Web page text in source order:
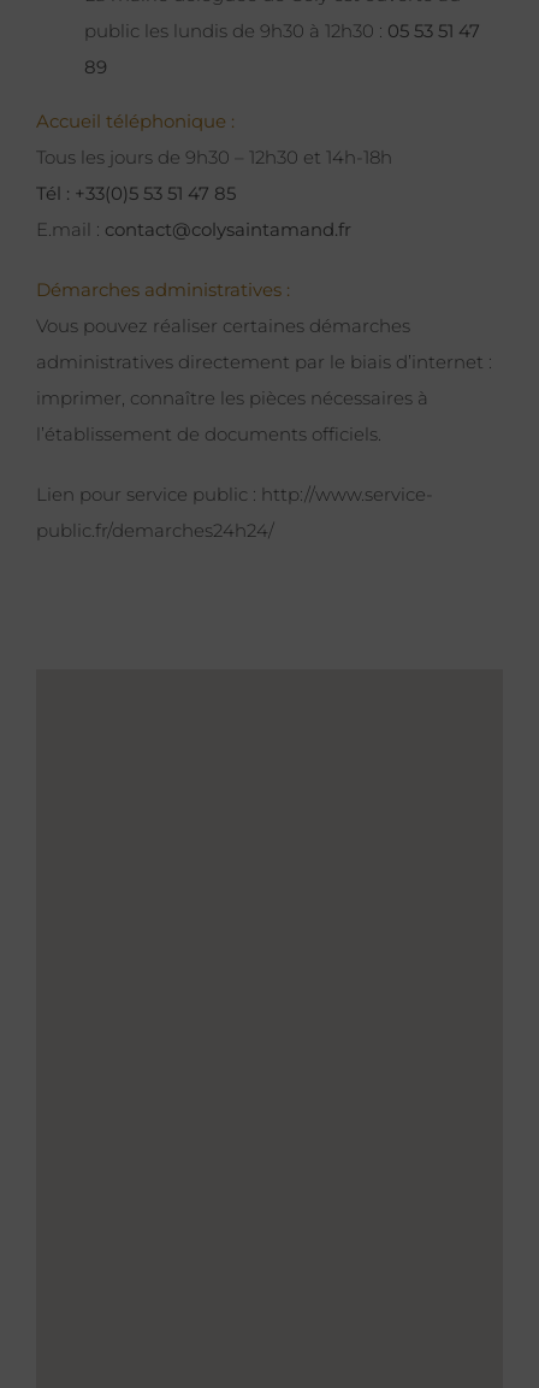
public les lundis de 9h30 à 12h30 : 05 53 51 47
89
Accueil téléphonique :
Tous les jours de 9h30 – 12h30 et 14h-18h
Tél : +33(0)5 53 51 47 85
E.mail : contact@colysaintamand.fr
Démarches administratives :
Vous pouvez réaliser certaines démarches
administratives directement par le biais d’internet :
imprimer, connaître les pièces nécessaires à
l’établissement de documents officiels.
Lien pour service public : http://www.service-
public.fr/demarches24h24/